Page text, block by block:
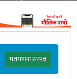
मतगणना सम्पन्न